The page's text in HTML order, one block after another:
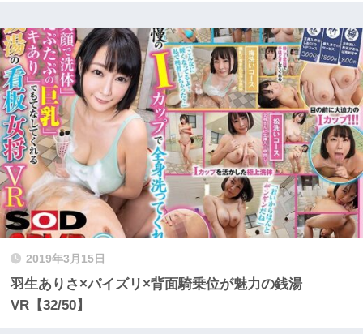
2019年3月15日
羽生ありさ×パイズリ×背面騎乗位が魅力の銭湯
VR【32/50】